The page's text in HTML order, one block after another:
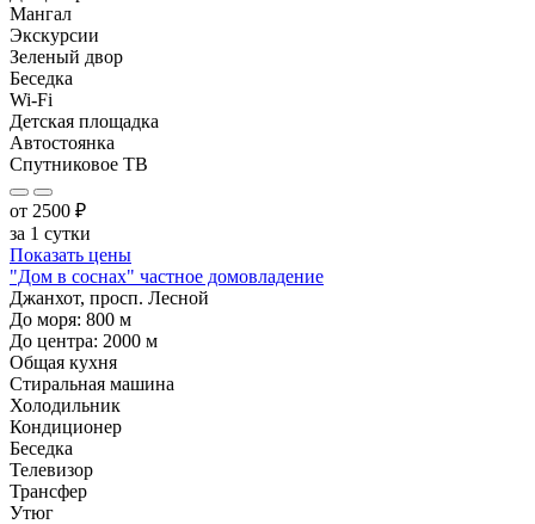
Мангал
Экскурсии
Зеленый двор
Беседка
Wi-Fi
Детская площадка
Автостоянка
Спутниковое ТВ
от 2500 ₽
за 1 сутки
Показать цены
"Дом в соснах" частное домовладение
Джанхот, просп. Лесной
До моря: 800 м
До центра: 2000 м
Общая кухня
Стиральная машина
Холодильник
Кондиционер
Беседка
Телевизор
Трансфер
Утюг